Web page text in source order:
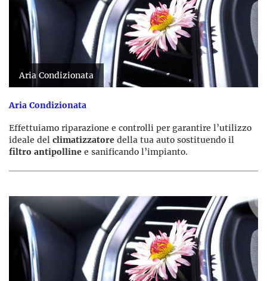
Aria Condizionata
Aria Condizionata
Effettuiamo riparazione e controlli per garantire l’utilizzo
ideale del climatizzatore della tua auto sostituendo il
filtro antipolline e sanificando l’impianto.